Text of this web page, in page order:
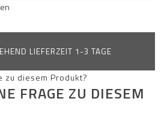
LIEFERZEIT 1-3 TAGE
FRAGE ZU DIESEM